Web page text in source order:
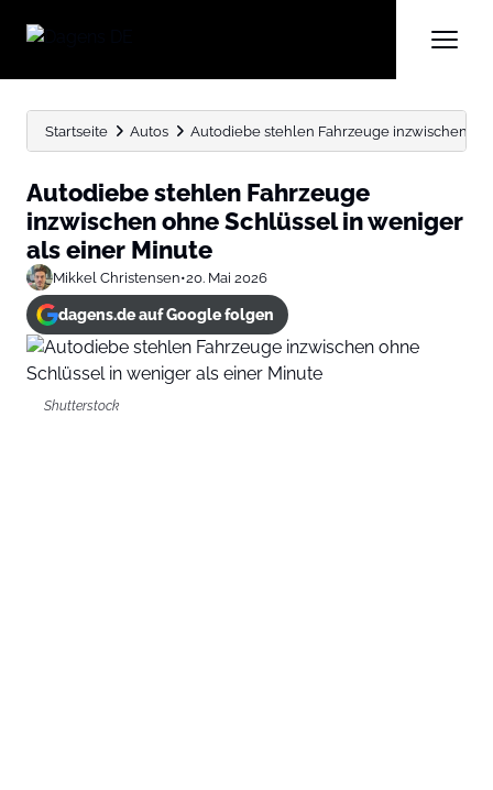
Startseite Autos Autodiebe stehlen Fahrzeuge inzwischen
Autodiebe stehlen Fahrzeuge
inzwischen ohne Schlüssel in weniger
als einer Minute
Mikkel Christensen•20. Mai 2026
dagens.de auf Google folgen
Shutterstock